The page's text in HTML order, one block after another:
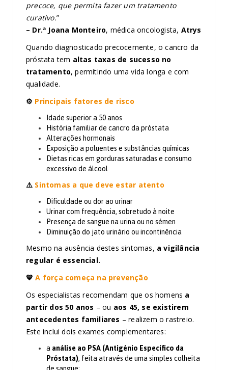
precoce, que permita fazer um tratamento
curativo.”
– Dr.ª Joana Monteiro, médica oncologista, Atrys
Quando diagnosticado precocemente, o cancro da
próstata tem altas taxas de sucesso no
tratamento, permitindo uma vida longa e com
qualidade.
⚙️ Principais fatores de risco
Idade superior a 50 anos
História familiar de cancro da próstata
Alterações hormonais
Exposição a poluentes e substâncias químicas
Dietas ricas em gorduras saturadas e consumo
excessivo de álcool
⚠️ Sintomas a que deve estar atento
Dificuldade ou dor ao urinar
Urinar com frequência, sobretudo à noite
Presença de sangue na urina ou no sémen
Diminuição do jato urinário ou incontinência
Mesmo na ausência destes sintomas, a vigilância
regular é essencial.
💙 A força começa na prevenção
Os especialistas recomendam que os homens a
partir dos 50 anos – ou aos 45, se existirem
antecedentes familiares – realizem o rastreio.
Este inclui dois exames complementares:
a análise ao PSA (Antigénio Específico da
Próstata), feita através de uma simples colheita